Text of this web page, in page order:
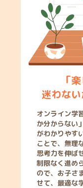
「
迷わない
オンライン学
か分からない
がわかりやす
ことで、無理
思考力を伸ば
制限なく進め
ので、お子さ
せて、最適な